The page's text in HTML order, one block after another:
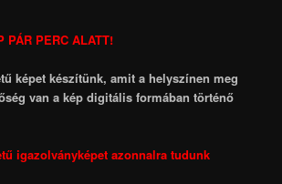
PÁR PERC ALATT!
képet készítünk, amit a helyszínen meg
van a kép digitális formában történő
igazolványképet azonnalra tudunk